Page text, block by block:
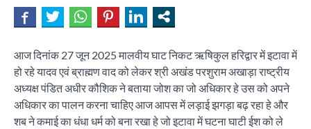
आज दिनांक 27 जून 2025 मालवीय घाट निकट ऋषिकुल हरिद्वार में इटावा में
हो रहे यादव एवं ब्राह्मण वाद को लेकर श्री अखंड परशुराम अखाड़ा राष्ट्रीय
अध्यक्ष पंडित अधीर कौशिक ने बताया जोश का जो अधिकार हे उस को अपने
अधिकार का पालन करना चाहिए आज आपस में लड़ाई झगड़ा बढ़ रहा हे और
शब ने कमाई का धंधा धर्म को बना रखा हे जो इटावा में घटना घाटी ईश को ले